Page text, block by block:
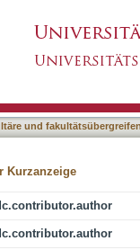
und
Kurzanzeige